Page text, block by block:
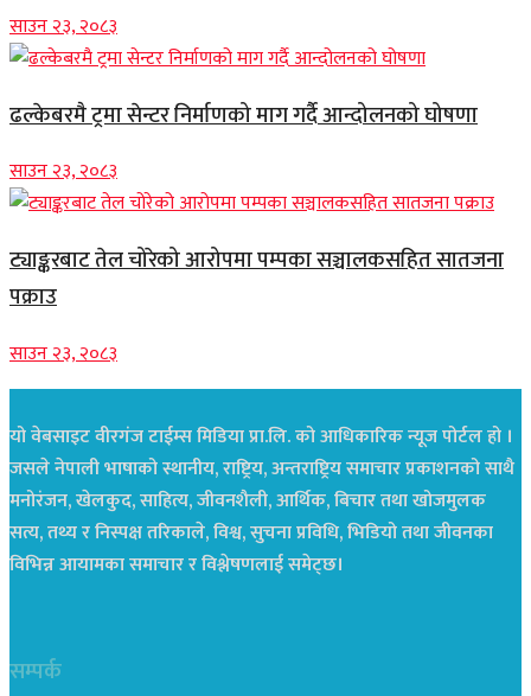
साउन २३, २०८३
ढल्केबरमै ट्रमा सेन्टर निर्माणको माग गर्दै आन्दोलनको घोषणा
साउन २३, २०८३
ट्याङ्करबाट तेल चोरेको आरोपमा पम्पका सञ्चालकसहित सातजना
पक्राउ
साउन २३, २०८३
यो वेबसाइट वीरगंज टाईम्स मिडिया प्रा.लि. को आधिकारिक न्यूज पोर्टल हो ।
जसले नेपाली भाषाको स्थानीय, राष्ट्रिय, अन्तराष्ट्रिय समाचार प्रकाशनको साथै
मनोरंजन, खेलकुद, साहित्य, जीवनशैली, आर्थिक, बिचार तथा खोजमुलक
सत्य, तथ्य र निस्पक्ष तरिकाले, विश्व, सुचना प्रविधि, भिडियो तथा जीवनका
विभिन्न आयामका समाचार र विश्लेषणलाई समेट्छ।
सम्पर्क